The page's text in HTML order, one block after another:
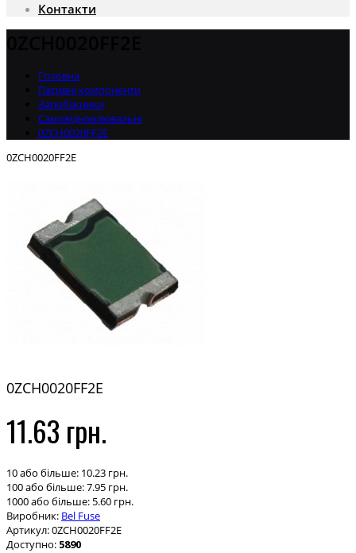
Контакти
Головна
Пасивні компоненти
Запобіжники
Самовідновлювальні
0ZCH0020FF2E
0ZCH0020FF2E
0ZCH0020FF2E
11.63 грн.
10 або більше: 10.23 грн.
100 або більше: 7.95 грн.
1000 або більше: 5.60 грн.
Виробник: Bel Fuse
Артикул:0ZCH0020FF2E
Доступно: 5890